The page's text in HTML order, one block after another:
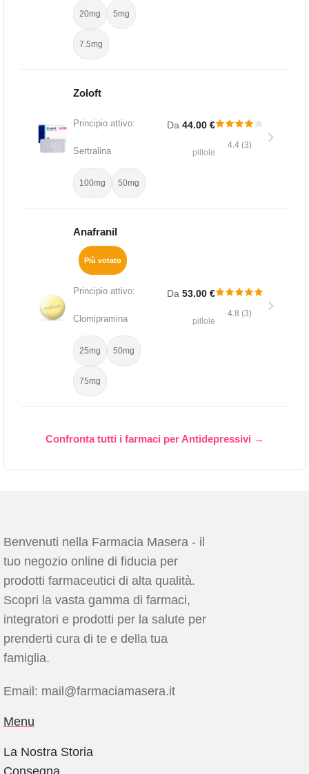
20mg 5mg
7.5mg
Zoloft
Principio attivo:
Sertralina
100mg 50mg
Da 44.00 €
pillole
4.4 (3)
Anafranil
Più votato
Principio attivo:
Clomipramina
25mg 50mg
75mg
Da 53.00 €
pillole
4.8 (3)
Confronta tutti i farmaci per Antidepressivi →
Benvenuti nella Farmacia Masera - il
tuo negozio online di fiducia per
prodotti farmaceutici di alta qualità.
Scopri la vasta gamma di farmaci,
integratori e prodotti per la salute per
prenderti cura di te e della tua
famiglia.
Email: mail@farmaciamasera.it
Menu
La Nostra Storia